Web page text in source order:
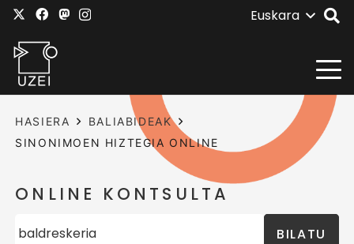
Euskara
HASIERA
BALIABIDEAK
SINONIMOEN HIZTEGIA ONLINE
ONLINE KONTSULTA
BILATU